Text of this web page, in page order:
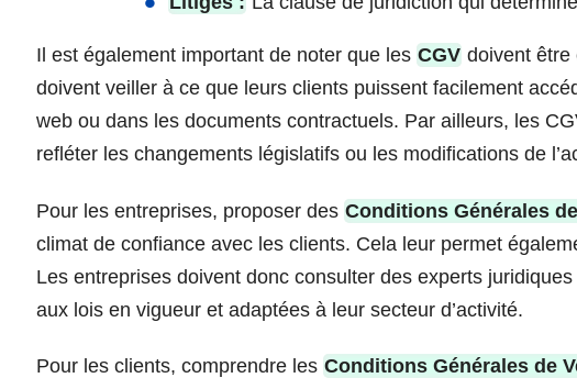
Il est également important de noter que les CGV doivent être
doivent veiller à ce que leurs clients puissent facilement
web ou dans les documents contractuels. Par ailleurs, les
refléter les changements législatifs ou les modifications de
Pour les entreprises, proposer des Conditions Générales
climat de confiance avec les clients. Cela leur permet
Les entreprises doivent donc consulter des experts
aux lois en vigueur et adaptées à leur secteur d’activité.
Pour les clients, comprendre les Conditions Générales de